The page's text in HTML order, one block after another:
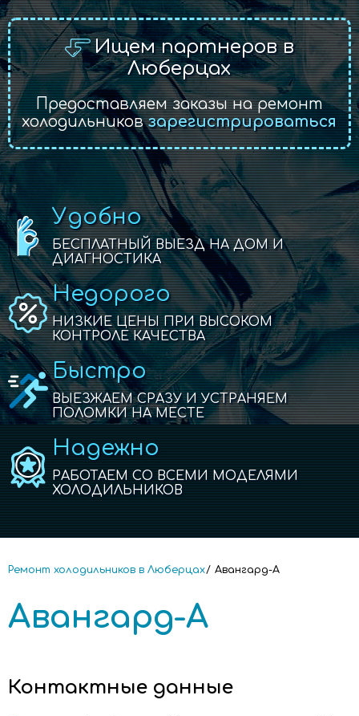
Ищем партнеров в
Люберцах
Предоставляем заказы на ремонт
холодильниковзарегистрироваться
Удобно
БЕСПЛАТНЫЙ ВЫЕЗД НА ДОМ И
ДИАГНОСТИКА
Недорого
НИЗКИЕ ЦЕНЫ ПРИ ВЫСОКОМ
КОНТРОЛЕ КАЧЕСТВА
Быстро
ВЫЕЗЖАЕМ СРАЗУ И УСТРАНЯЕМ
ПОЛОМКИ НА МЕСТЕ
Надежно
РАБОТАЕМ СО ВСЕМИ МОДЕЛЯМИ
ХОЛОДИЛЬНИКОВ
Ремонт холодильников в Люберцах Авангард-А
Авангард-А
Контактные данные